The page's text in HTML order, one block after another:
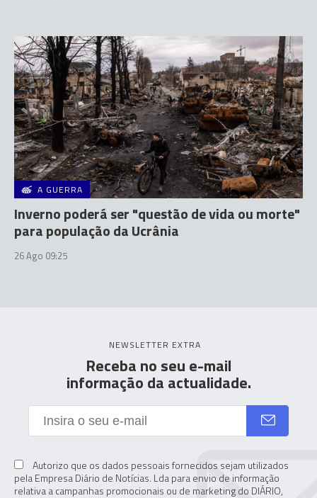
A GUERRA
Inverno poderá ser "questão de vida ou morte"
para população da Ucrânia
26 Ago 09:25
NEWSLETTER EXTRA
Receba no seu e-mail
informação da actualidade.
Autorizo que os dados pessoais fornecidos sejam utilizados
pela Empresa Diário de Notícias. Lda para envio de informação
relativa a campanhas promocionais ou de marketing do DIÁRIO,